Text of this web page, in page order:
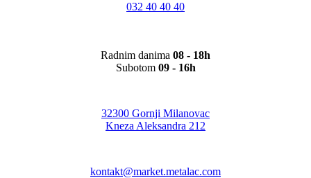
032 40 40 40
Radnim danima 08 - 18h
Subotom 09 - 16h
32300 Gornji Milanovac
Kneza Aleksandra 212
kontakt@market.metalac.com